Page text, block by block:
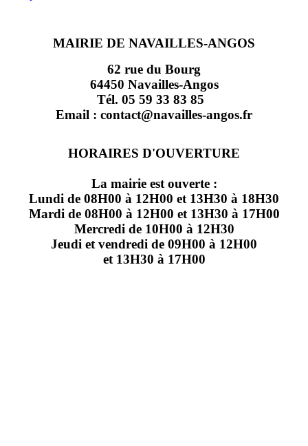
MAIRIE DE NAVAILLES-ANGOS
62 rue du Bourg
64450 Navailles-Angos
Tél. 05 59 33 83 85
Email : contact@navailles-angos.fr
HORAIRES D'OUVERTURE
La mairie est ouverte :
Lundi de 08H00 à 12H00 et 13H30 à 18H30
Mardi de 08H00 à 12H00 et 13H30 à 17H00
Mercredi de 10H00 à 12H30
Jeudi et vendredi de 09H00 à 12H00
et 13H30 à 17H00